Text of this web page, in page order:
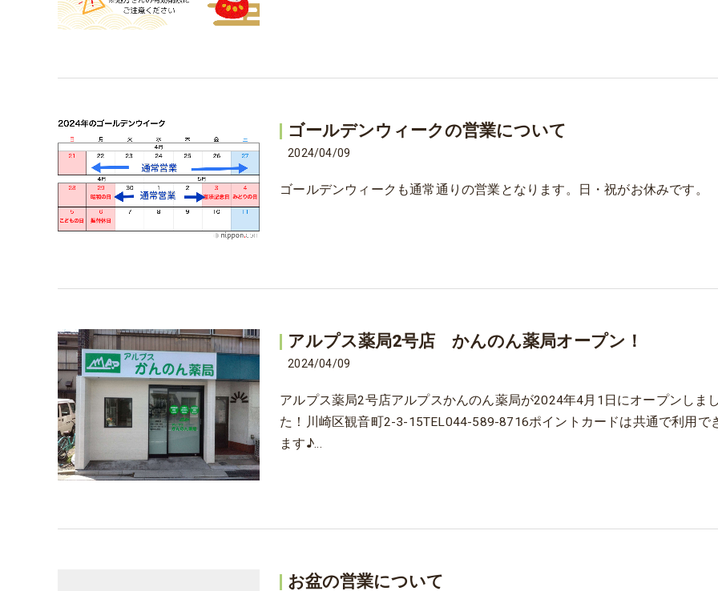
ゴールデンウィークの営業について
2024/04/09
ゴールデンウィークも通常通りの営業となります。日・祝がお休みです。
アルプス薬局2号店 かんのん薬局オープン！
2024/04/09
アルプス薬局2号店アルプスかんのん薬局が2024年4月1日にオープンしま
た！川崎区観音町2-3-15TEL044-589-8716ポイントカードは共通で利用で
ます♪…
お盆の営業について